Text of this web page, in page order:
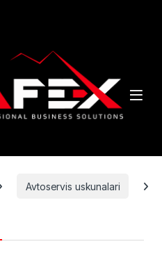
Avtoservis uskunalari